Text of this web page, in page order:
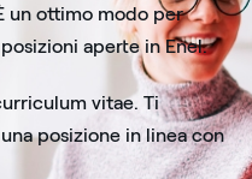
un ottimo modo per
aperte in Enel.
vitae. Ti
posizione in linea con